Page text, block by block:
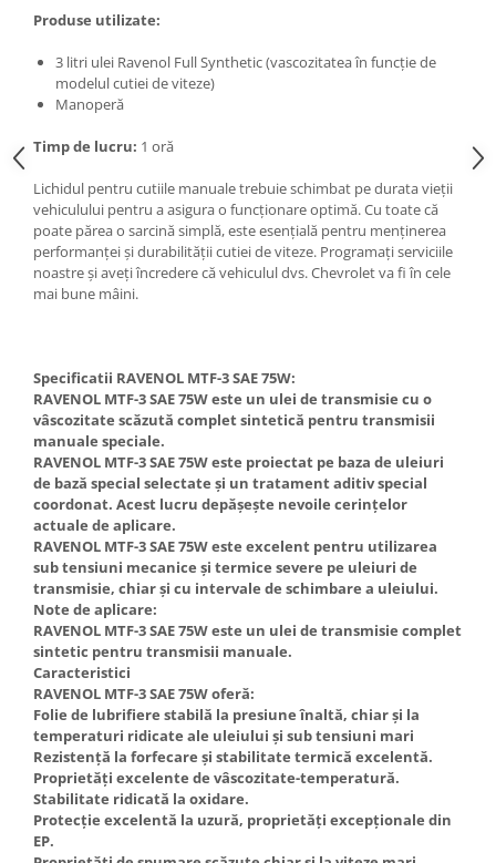
Produse utilizate:
3 litri ulei Ravenol Full Synthetic (vascozitatea în funcție de
modelul cutiei de viteze)
Manoperă
Timp de lucru: 1 oră
Lichidul pentru cutiile manuale trebuie schimbat pe durata vieții
vehiculului pentru a asigura o funcționare optimă. Cu toate că
poate părea o sarcină simplă, este esențială pentru menținerea
performanței și durabilității cutiei de viteze. Programați serviciile
noastre și aveți încredere că vehiculul dvs. Chevrolet va fi în cele
mai bune mâini.
Specificatii RAVENOL MTF-3 SAE 75W:
RAVENOL MTF-3 SAE 75W este un ulei de transmisie cu o
vâscozitate scăzută complet sintetică pentru transmisii
manuale speciale.
RAVENOL MTF-3 SAE 75W este proiectat pe baza de uleiuri
de bază special selectate și un tratament aditiv special
coordonat. Acest lucru depășește nevoile cerințelor
actuale de aplicare.
RAVENOL MTF-3 SAE 75W este excelent pentru utilizarea
sub tensiuni mecanice și termice severe pe uleiuri de
transmisie, chiar și cu intervale de schimbare a uleiului.
Note de aplicare:
RAVENOL MTF-3 SAE 75W este un ulei de transmisie complet
sintetic pentru transmisii manuale.
Caracteristici
RAVENOL MTF-3 SAE 75W oferă:
Folie de lubrifiere stabilă la presiune înaltă, chiar și la
temperaturi ridicate ale uleiului și sub tensiuni mari
Rezistență la forfecare și stabilitate termică excelentă.
Proprietăți excelente de vâscozitate-temperatură.
Stabilitate ridicată la oxidare.
Protecție excelentă la uzură, proprietăți excepționale din
EP.